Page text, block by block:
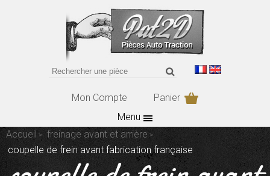
Mon Compte
Panier
Menu
Accueil
freinage avant et arrière
coupelle de frein avant fabrication française